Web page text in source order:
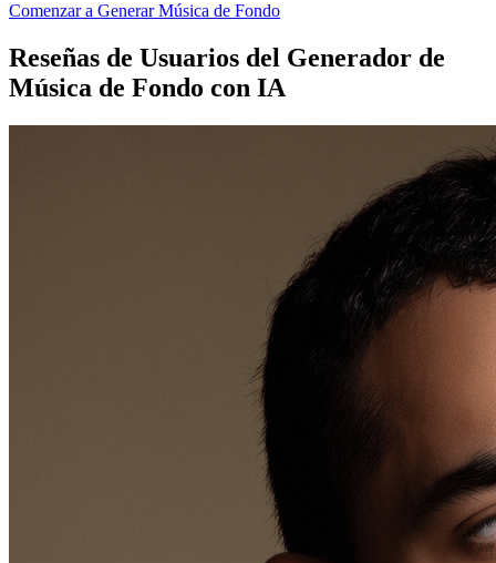
Comenzar a Generar Música de Fondo
Reseñas de Usuarios del Generador de
Música de Fondo con IA